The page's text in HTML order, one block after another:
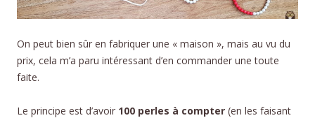
On peut bien sûr en fabriquer une « maison », mais au vu du
prix, cela m’a paru intéressant d’en commander une toute
faite.
Le principe est d’avoir 100 perles à compter (en les faisant